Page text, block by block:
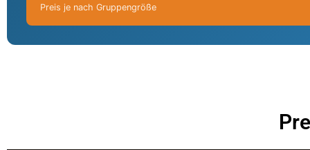
Preis je nach Gruppengröße